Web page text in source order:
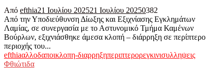
Από efthia21 Ιουλίου 202521 Ιουλίου 20250382
Από την Υποδιεύθυνση Δίωξης και Εξιχνίασης Εγκλημάτων
Λαμίας, σε συνεργασία με το Αστυνομικό Τμήμα Καμένων
Βούρλων, εξιχνιάσθηκε άμεσα κλοπή – διάρρηξη σε περίπτερο
περιοχής του...
efthiaαλλοδαποικλοπη-διαρρηξηπεριπτερορεγκινισυλληψεις
Φθιώτιδα